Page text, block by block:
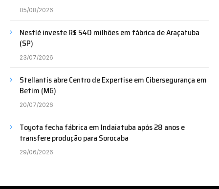
05/08/2026
Nestlé investe R$ 540 milhões em fábrica de Araçatuba
(SP)
23/07/2026
Stellantis abre Centro de Expertise em Cibersegurança em
Betim (MG)
20/07/2026
Toyota fecha fábrica em Indaiatuba após 28 anos e
transfere produção para Sorocaba
29/06/2026